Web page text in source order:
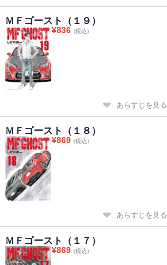
ＭＦゴースト（１９）
¥836 (税込)
あらすじを見る
ＭＦゴースト（１８）
¥869 (税込)
あらすじを見る
ＭＦゴースト（１７）
¥869 (税込)